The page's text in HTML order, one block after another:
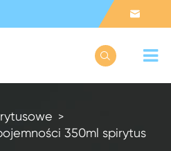


350ml spirytus